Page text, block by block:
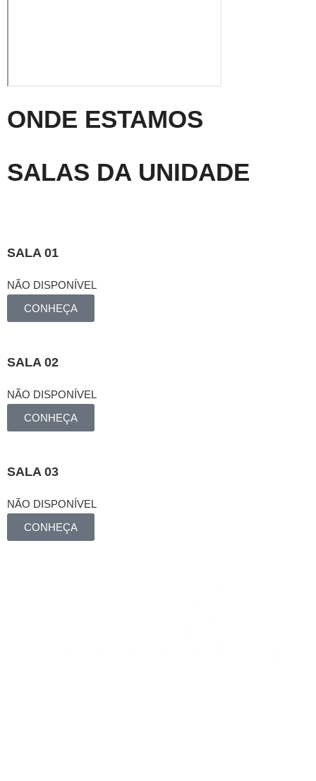
ONDE ESTAMOS
SALAS DA UNIDADE
SALA 01
NÃO DISPONÍVEL
CONHEÇA
SALA 02
NÃO DISPONÍVEL
CONHEÇA
SALA 03
NÃO DISPONÍVEL
CONHEÇA